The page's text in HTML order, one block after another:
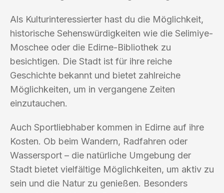
Als Kulturinteressierter hast du die Möglichkeit,
historische Sehenswürdigkeiten wie die Selimiye-
Moschee oder die Edirne-Bibliothek zu
besichtigen. Die Stadt ist für ihre reiche
Geschichte bekannt und bietet zahlreiche
Möglichkeiten, um in vergangene Zeiten
einzutauchen.
Auch Sportliebhaber kommen in Edirne auf ihre
Kosten. Ob beim Wandern, Radfahren oder
Wassersport – die natürliche Umgebung der
Stadt bietet vielfältige Möglichkeiten, um aktiv zu
sein und die Natur zu genießen. Besonders